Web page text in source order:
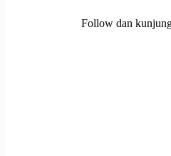
Follow dan